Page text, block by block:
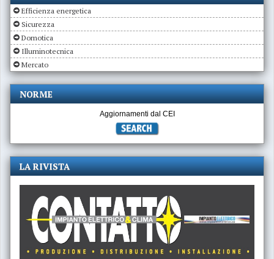
Efficienza energetica
Sicurezza
Domotica
Illuminotecnica
Mercato
NORME
Aggiornamenti dal CEI
LA RIVISTA